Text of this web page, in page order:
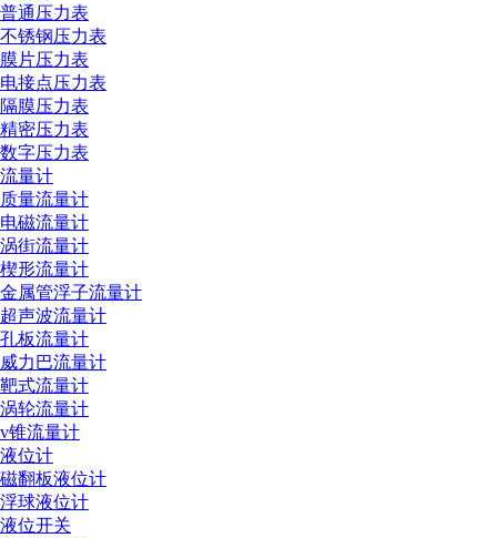
普通压力表
不锈钢压力表
膜片压力表
电接点压力表
隔膜压力表
精密压力表
数字压力表
流量计
质量流量计
电磁流量计
涡街流量计
楔形流量计
金属管浮子流量计
超声波流量计
孔板流量计
威力巴流量计
靶式流量计
涡轮流量计
v锥流量计
液位计
磁翻板液位计
浮球液位计
液位开关